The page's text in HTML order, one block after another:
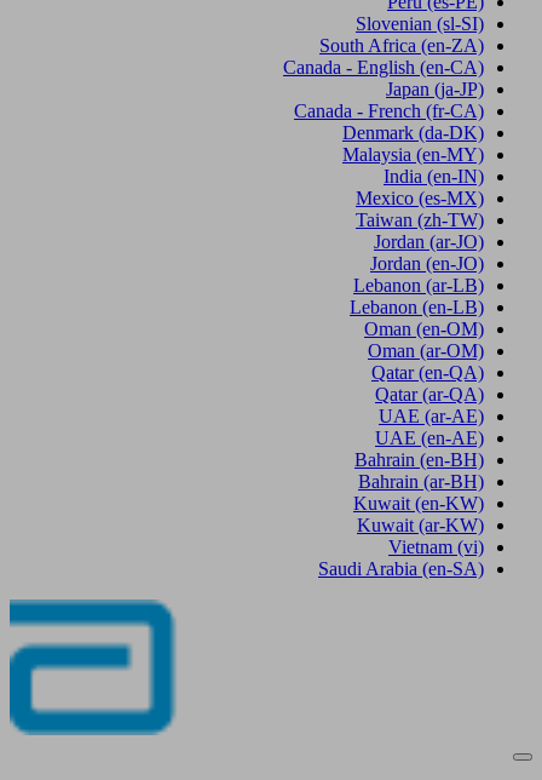
Slovenian (sl-SI)
South Africa (en-ZA)
Canada - English (en-CA)
Japan (ja-JP)
Canada - French (fr-CA)
Denmark (da-DK)
Malaysia (en-MY)
India (en-IN)
Mexico (es-MX)
Taiwan (zh-TW)
Jordan (ar-JO)
Jordan (en-JO)
Lebanon (ar-LB)
Lebanon (en-LB)
Oman (en-OM)
Oman (ar-OM)
Qatar (en-QA)
Qatar (ar-QA)
UAE (ar-AE)
UAE (en-AE)
Bahrain (en-BH)
Bahrain (ar-BH)
Kuwait (en-KW)
Kuwait (ar-KW)
Vietnam (vi)
Saudi Arabia (en-SA)